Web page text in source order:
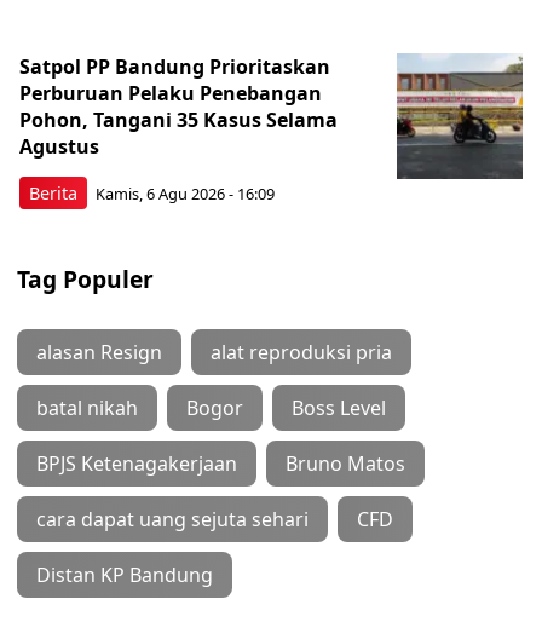
Berita
Satpol PP Bandung Prioritaskan
Perburuan Pelaku Penebangan
Pohon, Tangani 35 Kasus Selama
Agustus
Kamis, 6 Agu 2026 - 16:09
Tag Populer
alasan Resign alat reproduksi pria
batal nikah Bogor Boss Level
BPJS Ketenagakerjaan Bruno Matos
cara dapat uang sejuta sehari CFD
Distan KP Bandung